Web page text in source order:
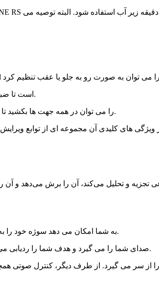
4K Boost Mod همچنین دارای تثبیت‌کننده یا لرزشگیر پیشرفته FlowState است تا ضبط‌های شما روان‌تر شوند.
صفحه ماژول Core را می توان در همه جهت ها بکشید تا عکس خود را از همه زوایا ببینید و یک پیش نمایش کامل 360 درجه داشته باشید.
Point to track به شما امکان می دهد سوژه خود را به صورت کامل 360 بدون دست زدن به دوربین یا انجام هیچ گونه ویرایشی ردیابی کنید.
فقط دوربین خود را به سمت سوژه خود بگیرید و بگویید: “آن را علامت گذاری کن”. ONE RS صدای شما را می گیرد و هدف شما را ردیابی می کند.